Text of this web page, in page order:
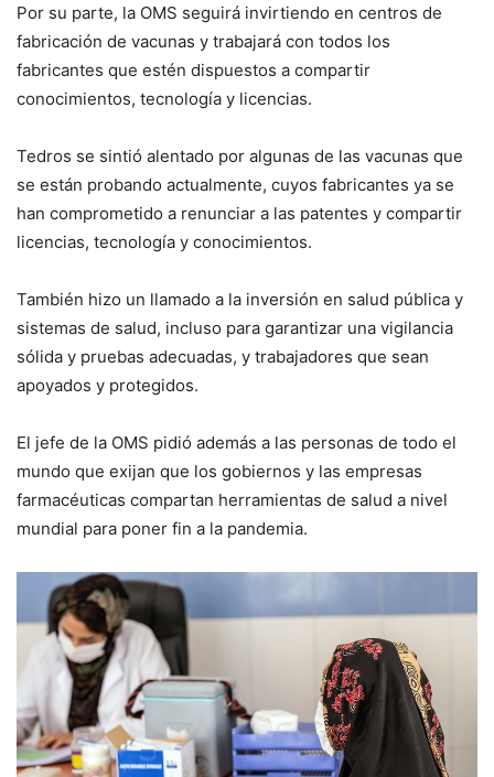
Por su parte, la OMS seguirá invirtiendo en centros de
fabricación de vacunas y trabajará con todos los
fabricantes que estén dispuestos a compartir
conocimientos, tecnología y licencias.
Tedros se sintió alentado por algunas de las vacunas que
se están probando actualmente, cuyos fabricantes ya se
han comprometido a renunciar a las patentes y compartir
licencias, tecnología y conocimientos.
También hizo un llamado a la inversión en salud pública y
sistemas de salud, incluso para garantizar una vigilancia
sólida y pruebas adecuadas, y trabajadores que sean
apoyados y protegidos.
El jefe de la OMS pidió además a las personas de todo el
mundo que exijan que los gobiernos y las empresas
farmacéuticas compartan herramientas de salud a nivel
mundial para poner fin a la pandemia.